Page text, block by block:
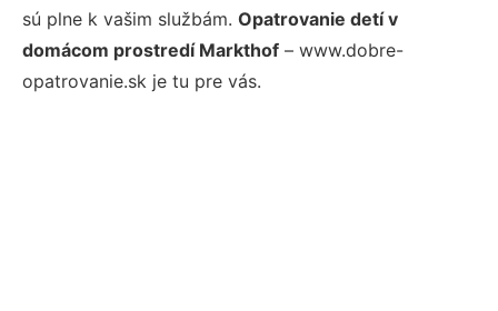
sú plne k vašim službám. Opatrovanie detí v
domácom prostredí Markthof – www.dobre-
opatrovanie.sk je tu pre vás.